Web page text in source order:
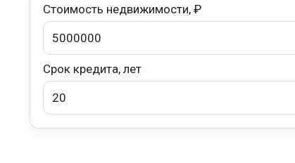
Стоимость недвижимости, ₽
Срок кредита, лет